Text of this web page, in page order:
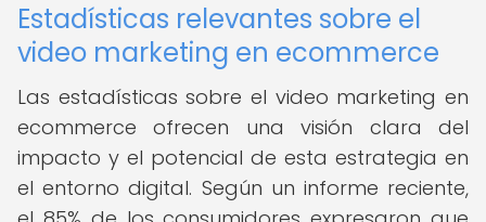
Estadísticas relevantes sobre el
video marketing en ecommerce
Las estadísticas sobre el video marketing en
ecommerce ofrecen una visión clara del
impacto y el potencial de esta estrategia en
el entorno digital. Según un informe reciente,